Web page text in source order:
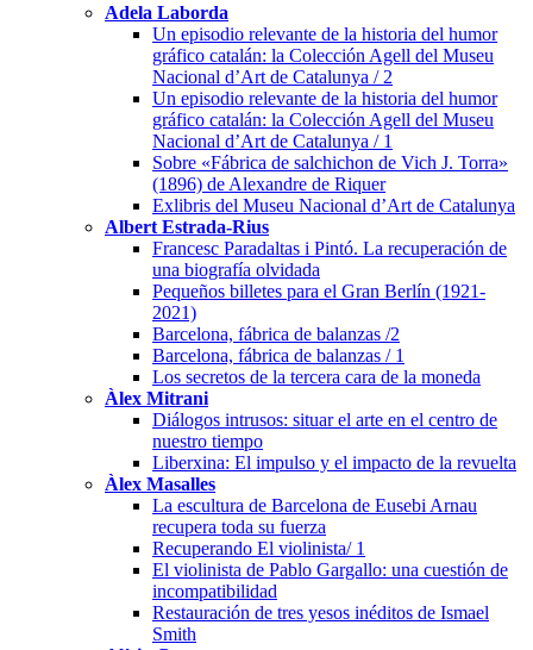
Adela Laborda
Un episodio relevante de la historia del humor
gráfico catalán: la Colección Agell del Museu
Nacional d’Art de Catalunya / 2
Un episodio relevante de la historia del humor
gráfico catalán: la Colección Agell del Museu
Nacional d’Art de Catalunya / 1
Sobre «Fábrica de salchichon de Vich J. Torra»
(1896) de Alexandre de Riquer
Exlibris del Museu Nacional d’Art de Catalunya
Albert Estrada-Rius
Francesc Paradaltas i Pintó. La recuperación de
una biografía olvidada
Pequeños billetes para el Gran Berlín (1921-
2021)
Barcelona, fábrica de balanzas /2
Barcelona, fábrica de balanzas / 1
Los secretos de la tercera cara de la moneda
Àlex Mitrani
Diálogos intrusos: situar el arte en el centro de
nuestro tiempo
Liberxina: El impulso y el impacto de la revuelta
Àlex Masalles
La escultura de Barcelona de Eusebi Arnau
recupera toda su fuerza
Recuperando El violinista/ 1
El violinista de Pablo Gargallo: una cuestión de
incompatibilidad
Restauración de tres yesos inéditos de Ismael
Smith